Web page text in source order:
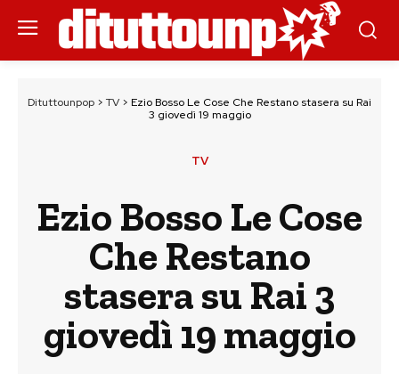
Dituttounpop > TV > Ezio Bosso Le Cose Che Restano stasera su Rai
3 giovedì 19 maggio
TV
Ezio Bosso Le Cose
Che Restano
stasera su Rai 3
giovedì 19 maggio